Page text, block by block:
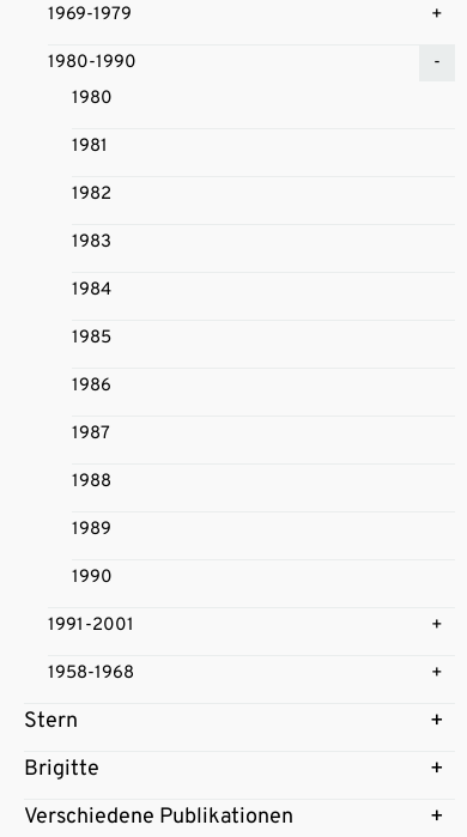
1969-1979
1980-1990
1980
1981
1982
1983
1984
1985
1986
1987
1988
1989
1990
1991-2001
1958-1968
Stern
Brigitte
Verschiedene Publikationen